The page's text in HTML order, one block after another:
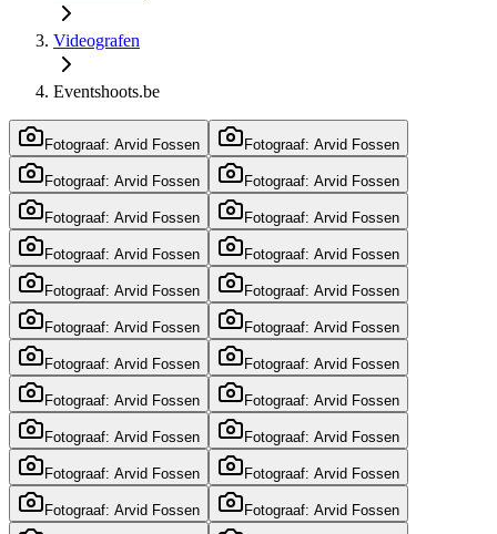
Videografen
Eventshoots.be
Fotograaf: Arvid Fossen Fotograaf: Arvid Fossen
Fotograaf: Arvid Fossen Fotograaf: Arvid Fossen
Fotograaf: Arvid Fossen Fotograaf: Arvid Fossen
Fotograaf: Arvid Fossen Fotograaf: Arvid Fossen
Fotograaf: Arvid Fossen Fotograaf: Arvid Fossen
Fotograaf: Arvid Fossen Fotograaf: Arvid Fossen
Fotograaf: Arvid Fossen Fotograaf: Arvid Fossen
Fotograaf: Arvid Fossen Fotograaf: Arvid Fossen
Fotograaf: Arvid Fossen Fotograaf: Arvid Fossen
Fotograaf: Arvid Fossen Fotograaf: Arvid Fossen
Fotograaf: Arvid Fossen Fotograaf: Arvid Fossen